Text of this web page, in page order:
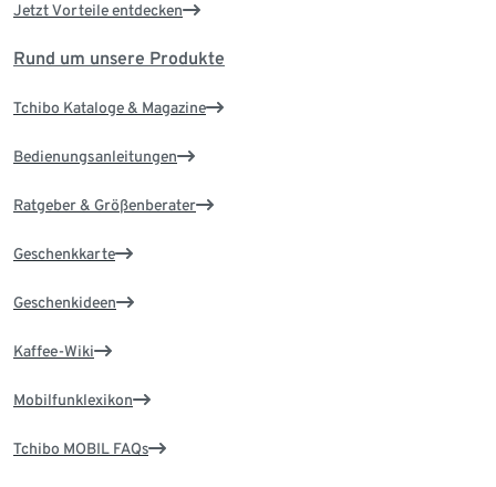
Jetzt Vorteile entdecken
Rund um unsere Produkte
Tchibo Kataloge & Magazine
Bedienungsanleitungen
Ratgeber & Größenberater
Geschenkkarte
Geschenkideen
Kaffee-Wiki
Mobilfunklexikon
Tchibo MOBIL FAQs